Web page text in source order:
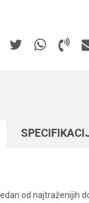
od najtraženijih